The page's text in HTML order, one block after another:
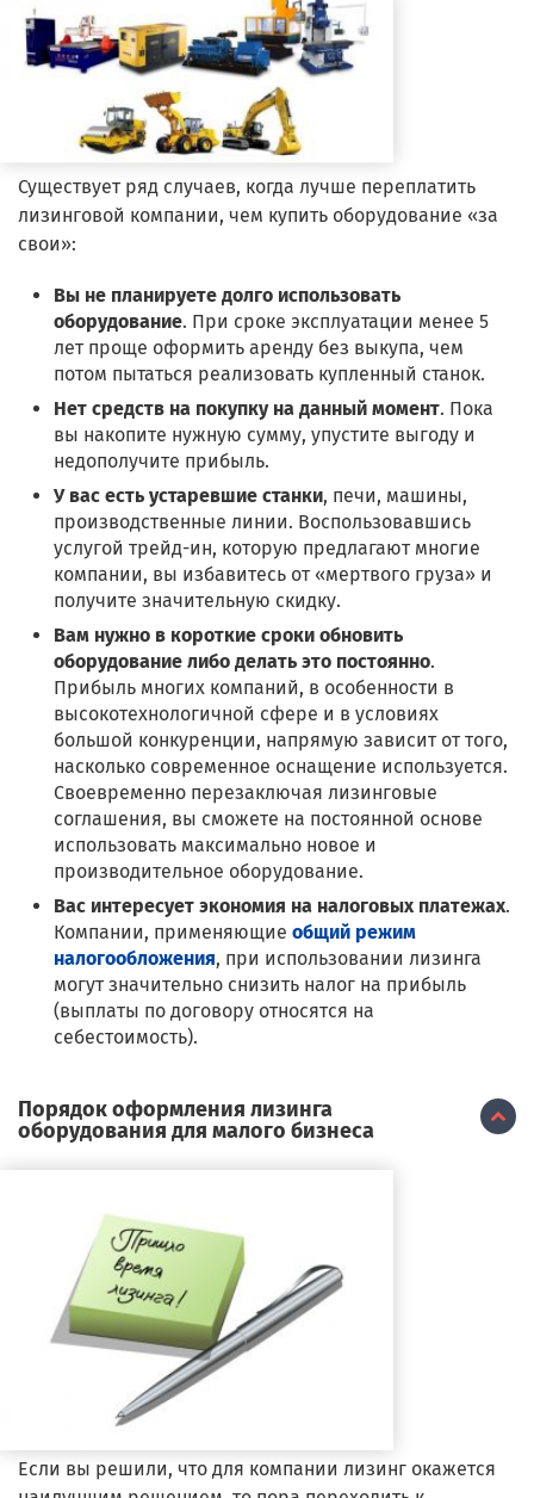
Существует ряд случаев, когда лучше переплатить
лизинговой компании, чем купить оборудование «за
свои»:
Вы не планируете долго использовать
оборудование. При сроке эксплуатации менее 5
лет проще оформить аренду без выкупа, чем
потом пытаться реализовать купленный станок.
Нет средств на покупку на данный момент. Пока
вы накопите нужную сумму, упустите выгоду и
недополучите прибыль.
У вас есть устаревшие станки, печи, машины,
производственные линии. Воспользовавшись
услугой трейд-ин, которую предлагают многие
компании, вы избавитесь от «мертвого груза» и
получите значительную скидку.
Вам нужно в короткие сроки обновить
оборудование либо делать это постоянно.
Прибыль многих компаний, в особенности в
высокотехнологичной сфере и в условиях
большой конкуренции, напрямую зависит от того,
насколько современное оснащение используется.
Своевременно перезаключая лизинговые
соглашения, вы сможете на постоянной основе
использовать максимально новое и
производительное оборудование.
Вас интересует экономия на налоговых платежах.
Компании, применяющие общий режим
налогообложения, при использовании лизинга
могут значительно снизить налог на прибыль
(выплаты по договору относятся на
себестоимость).
Порядок оформления лизинга
оборудования для малого бизнеса
Если вы решили, что для компании лизинг окажется